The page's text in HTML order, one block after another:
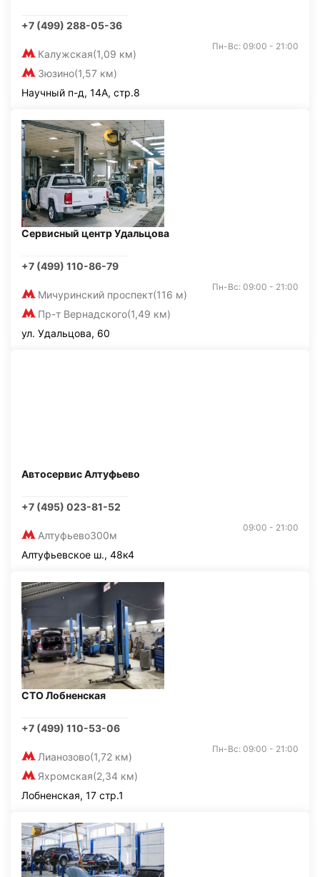
+7 (499) 288-05-36
Калужская(1,09 км)
Зюзино(1,57 км)
Пн-Вс: 09:00 - 21:00
Научный п-д, 14А, стр.8
Сервисный центр Удальцова
+7 (499) 110-86-79
Мичуринский проспект(116 м)
Пр-т Вернадского(1,49 км)
Пн-Вс: 09:00 - 21:00
ул. Удальцова, 60
Автосервис Алтуфьево
+7 (495) 023-81-52
Алтуфьево300м
09:00 - 21:00
Алтуфьевское ш., 48к4
СТО Лобненская
+7 (499) 110-53-06
Лианозово(1,72 км)
Яхромская(2,34 км)
Пн-Вс: 09:00 - 21:00
Лобненская, 17 стр.1